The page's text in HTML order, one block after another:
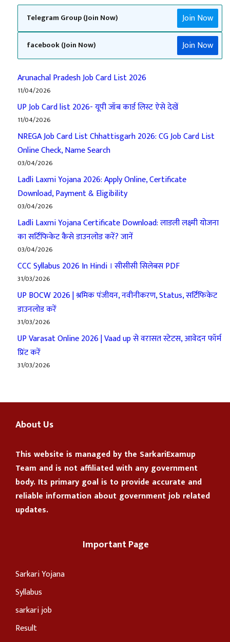
Telegram Group (Join Now) Join Now
facebook (Join Now) Join Now
Arunachal Pradesh Job Card List 2026
11/04/2026
UP Job Card list 2026- यूपी जॉब कार्ड लिस्ट ऐसे देखें
11/04/2026
NREGA Job Card List Chhattisgarh 2026: CG Job Card List
Online Check, Name Search
03/04/2026
Ladli Laxmi Yojana 2026: Apply Online, Certificate
Download, Payment & Eligibility
03/04/2026
Ladli Laxmi Yojana Certificate Download: लाडली लक्ष्मी योजना
का सर्टिफिकेट कैसे डाउनलोड करें? जानें
03/04/2026
CCC Syllabus 2026 In Hindi । सीसीसी सिलेबस PDF
31/03/2026
UP BOCW 2026 | श्रमिक पंजीयन, नवीनीकरण, Status, सर्टिफिकेट
डाउनलोड करें
31/03/2026
UP Varasat Online 2026 | Vaad up से वरासत स्टेटस, आवेदन फॉर्म
प्रिंट करें
31/03/2026
About Us
This website is managed by the SarkariExamup
Team and is not affiliated with any government
body. Its primary goal is to provide accurate and
reliable information about government job related
updates.
Important Page
Sarkari Yojana
Syllabus
sarkari job
Result